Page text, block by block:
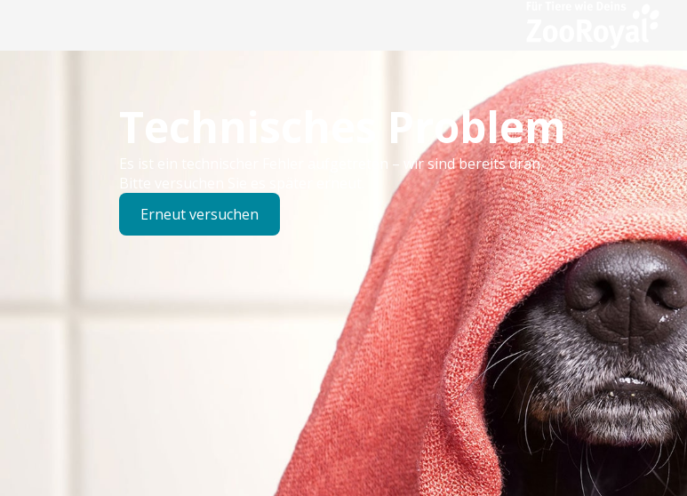
Technisches Problem
Es ist ein technischer Fehler aufgetreten – wir sind bereits dran.
Bitte versuchen Sie es später erneut.
Erneut versuchen